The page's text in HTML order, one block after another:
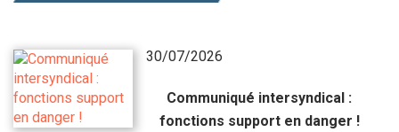
30/07/2026
Communiqué intersyndical :
fonctions support en danger !